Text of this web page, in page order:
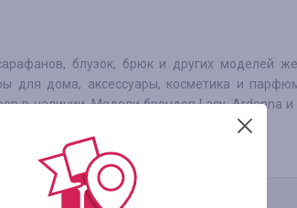
блузок, брюк и других моделей
дома, аксессуары, косметика и
в наличии. Модели брендов Lacy, Ardenna и